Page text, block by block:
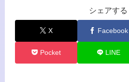
シェアする
X Facebook
Pocket LINE